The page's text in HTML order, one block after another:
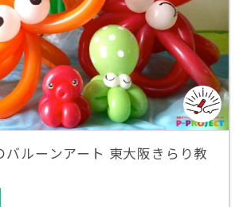
バルーンアート 東大阪きらり教